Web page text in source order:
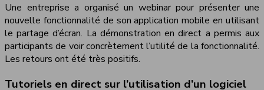
Une entreprise a organisé un webinar pour présenter une
nouvelle fonctionnalité de son application mobile en utilisant
le partage d’écran. La démonstration en direct a permis aux
participants de voir concrètement l’utilité de la fonctionnalité.
Les retours ont été très positifs.
Tutoriels en direct sur l’utilisation d’un logiciel